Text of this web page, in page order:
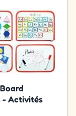
- Activités